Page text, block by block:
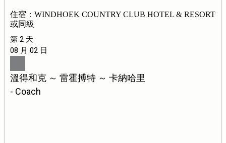
住宿：WINDHOEK COUNTRY CLUB HOTEL & RESORT
或同級
第 2 天
08 月 02 日
溫得和克 ～ 雷霍搏特 ～ 卡納哈里
- Coach